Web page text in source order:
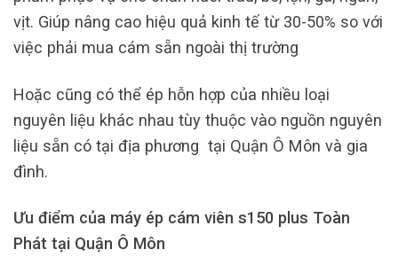
vịt. Giúp nâng cao hiệu quả kinh tế từ 30-50% so với
việc phải mua cám sẵn ngoài thị trường
Hoặc cũng có thể ép hỗn hợp của nhiều loại
nguyên liệu khác nhau tùy thuộc vào nguồn nguyên
liệu sẵn có tại địa phương tại Quận Ô Môn và gia
đình.
Ưu điểm của máy ép cám viên s150 plus Toàn
Phát tại Quận Ô Môn